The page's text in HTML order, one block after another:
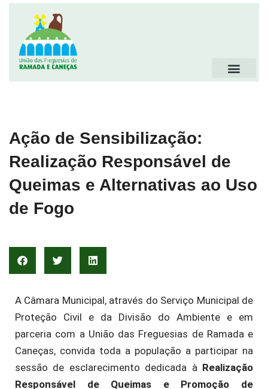
Ação de Sensibilização:
Realização Responsável de
Queimas e Alternativas ao Uso
de Fogo
A Câmara Municipal, através do Serviço Municipal de
Proteção Civil e da Divisão do Ambiente e em
parceria com a União das Freguesias de Ramada e
Caneças, convida toda a população a participar na
sessão de esclarecimento dedicada à Realização
Responsável de Queimas e Promoção de